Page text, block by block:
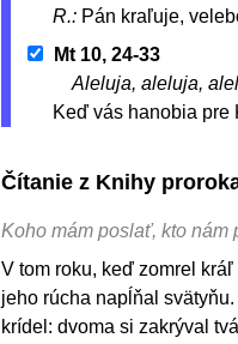
R.: Pán kraľuje,
Mt 10, 24-33
Aleluja, aleluja,
Keď vás hanobia pre
Čítanie z Knihy
Koho mám poslať, kto nám
V tom roku, keď zomrel
jeho rúcha napĺňal
krídel: dvoma si zakrýval